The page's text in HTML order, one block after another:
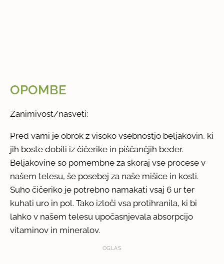
OPOMBE
Zanimivost/nasveti:
Pred vami je obrok z visoko vsebnostjo beljakovin, ki
jih boste dobili iz čičerike in piščančjih beder.
Beljakovine so pomembne za skoraj vse procese v
našem telesu, še posebej za naše mišice in kosti.
Suho čičeriko je potrebno namakati vsaj 6 ur ter
kuhati uro in pol. Tako izloči vsa protihranila, ki bi
lahko v našem telesu upočasnjevala absorpcijo
vitaminov in mineralov.
OGLAS